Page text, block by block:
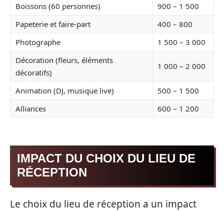
Boissons (60 personnes)
900 – 1 500
Papeterie et faire-part
400 – 800
Photographe
1 500 – 3 000
Décoration (fleurs, éléments
décoratifs)
1 000 – 2 000
Animation (DJ, musique live)
500 – 1 500
Alliances
600 – 1 200
IMPACT DU CHOIX DU LIEU DE
RÉCEPTION
Le choix du lieu de réception a un impact